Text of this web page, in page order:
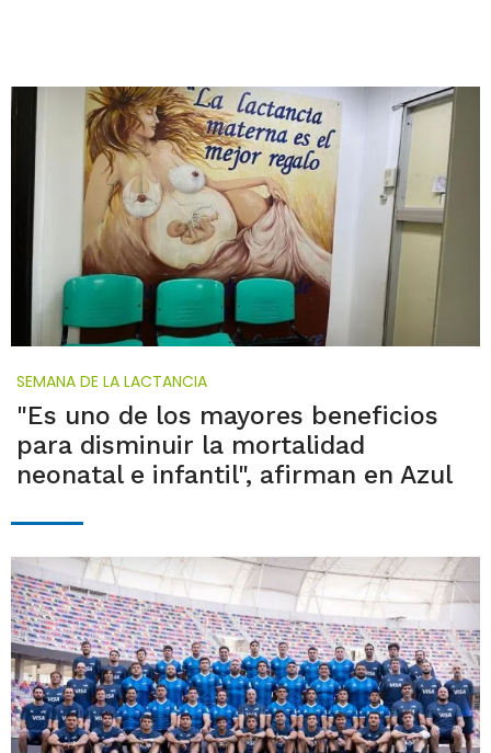
SEMANA DE LA LACTANCIA
"Es uno de los mayores beneficios
para disminuir la mortalidad
neonatal e infantil", afirman en Azul